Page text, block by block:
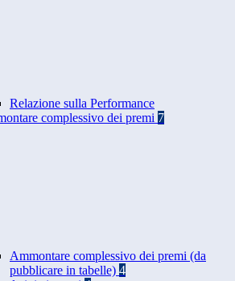
Relazione sulla Performance
complessivo dei premi 7
Ammontare complessivo dei premi (da
pubblicare in tabelle) 4